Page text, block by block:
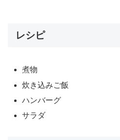
レシピ
煮物
炊き込みご飯
ハンバーグ
サラダ